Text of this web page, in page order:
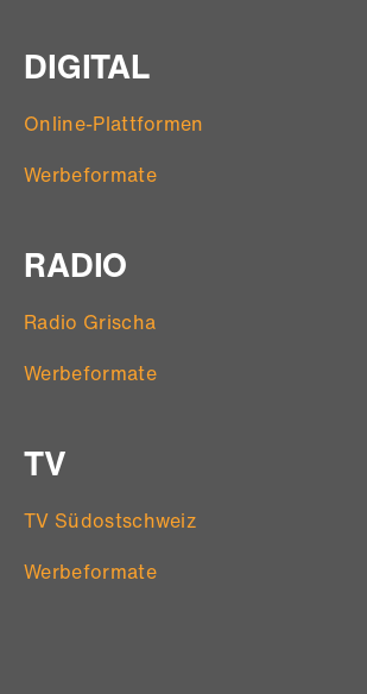
DIGITAL
Online-Plattformen
Werbeformate
RADIO
Radio Grischa
Werbeformate
TV
TV Südostschweiz
Werbeformate